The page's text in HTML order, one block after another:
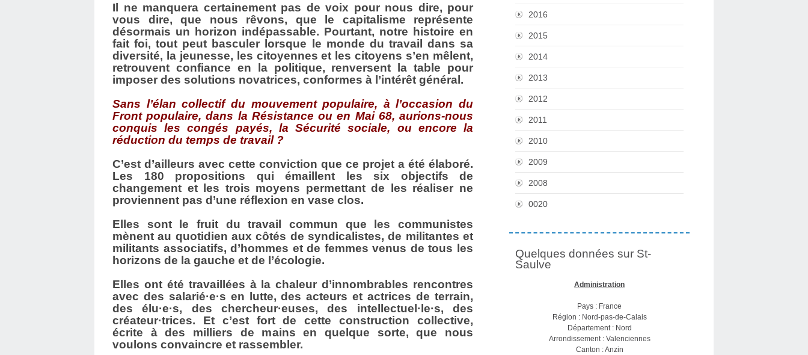
Il ne manquera certainement pas de voix pour nous dire, pour
vous dire, que nous rêvons, que le capitalisme représente
désormais un horizon indépassable. Pourtant, notre histoire en
fait foi, tout peut basculer lorsque le monde du travail dans sa
diversité, la jeunesse, les citoyennes et les citoyens s’en mêlent,
retrouvent confiance en la politique, renversent la table pour
imposer des solutions novatrices, conformes à l’intérêt général.
Sans l’élan collectif du mouvement populaire, à l’occasion du
Front populaire, dans la Résistance ou en Mai 68, aurions-nous
conquis les congés payés, la Sécurité sociale, ou encore la
réduction du temps de travail ?
C’est d’ailleurs avec cette conviction que ce projet a été élaboré.
Les 180 propositions qui émaillent les six objectifs de
changement et les trois moyens permettant de les réaliser ne
proviennent pas d’une réflexion en vase clos.
Elles sont le fruit du travail commun que les communistes
mènent au quotidien aux côtés de syndicalistes, de militantes et
militants associatifs, d’hommes et de femmes venus de tous les
horizons de la gauche et de l’écologie.
Elles ont été travaillées à la chaleur d’innombrables rencontres
avec des salarié·e·s en lutte, des acteurs et actrices de terrain,
des élu·e·s, des chercheur·euses, des intellectuel·le·s, des
créateur·trices. Et c’est fort de cette construction collective,
écrite à des milliers de mains en quelque sorte, que nous
voulons convaincre et rassembler.
2016
2015
2014
2013
2012
2011
2010
2009
2008
0020
Quelques données sur St-
Saulve
Administration
Pays : France
Région : Nord-pas-de-Calais
Département : Nord
Arrondissement : Valenciennes
Canton : Anzin